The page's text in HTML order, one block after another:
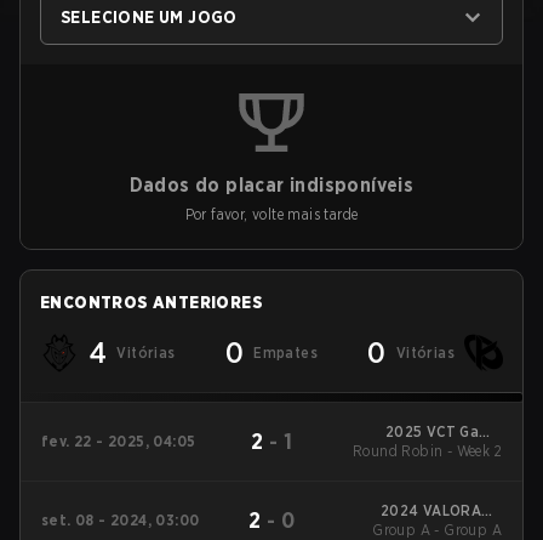
SELECIONE UM JOGO
Dados do placar indisponíveis
Por favor, volte mais tarde
ENCONTROS ANTERIORES
4 Vitórias 0 Empates 0 Vitórias
fev. 22 - 2025, 04:05 2 - 1
2025 VCT Game
Changers EMEA: Stage
Round Robin - Week 2
set. 08 - 2024, 03:00 2 - 0
2024 VALORANT
Champions Tour:
Group A - Group A